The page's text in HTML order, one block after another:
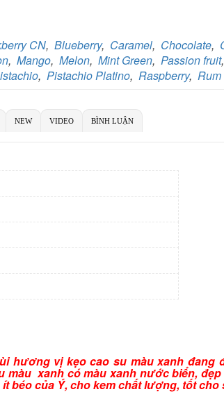
Ngân hàng TMCP Việt Nam Thịnh
Chi nhánh:
VBbank Hà Nội
Chủ TK:
CN,Blueberry, Caramel, Chocolate,
,Mango,Melon,Mint Green,Passion fruit
,Pistachio Platino,Raspberry,
NEW VIDEO BÌNH LUẬN
hương vị kẹo cao su màu xanh
xanh có màu xanh nước biển,
béo của Ý, cho kem chất lượng, tốt